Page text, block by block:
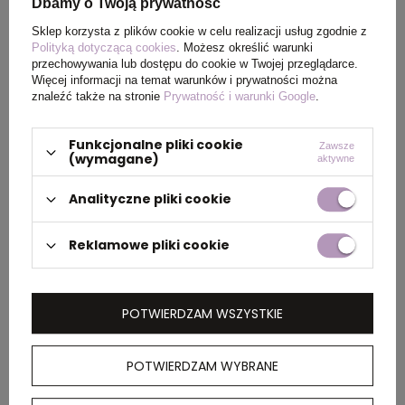
PAKOWANIE
Wymiary
zewnętrznego
40 x 42 x 17 cm
Waga
kartonu
zewnętrznego
12 kg
OPIS
Notatnik Spectrum jest nie tylko niezbędnym
elementem wyposażenia biura, ale również
doskonałym narzędziem do promocji marki.
Dbamy o Twoją prywatność
Sklep korzysta z plików cookie w celu realizacji usług zgodnie z
Polityką dotyczącą cookies. Możesz określić warunki
przechowywania lub dostępu do cookie w Twojej przeglądarce.
Więcej informacji na temat warunków i prywatności można
znaleźć także na stronie Prywatność i warunki Google.
Funkcjonalne pliki cookie
(wymagane)
Zawsze
aktywne
Analityczne pliki cookie
Reklamowe pliki cookie
POTWIERDZAM WYBRANE
POTWIERDZAM WSZYSTKIE